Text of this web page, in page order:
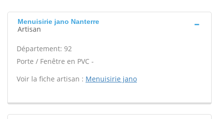
Menuisirie jano Nanterre
Artisan
Département: 92
Porte / Fenêtre en PVC -
Voir la fiche artisan : Menuisirie jano